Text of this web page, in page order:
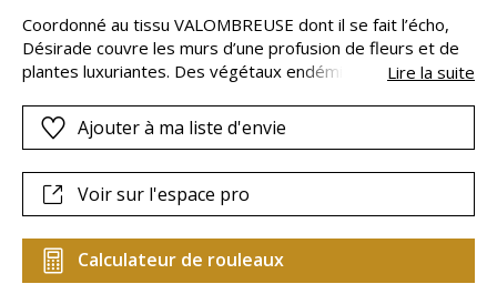
Coordonné au tissu VALOMBREUSE dont il se fait l’écho,
Désirade couvre les murs d’une profusion de fleurs et de
plantes luxuriantes. Des végétaux endémiques de
des îles dans la maison. Leur graphisme, leurs couleurs
intenses et profondes, sont parfaitement restitués sur le
Lire la suite
Ajouter à ma liste d'envie
Voir sur l'espace pro
Calculateur de rouleaux